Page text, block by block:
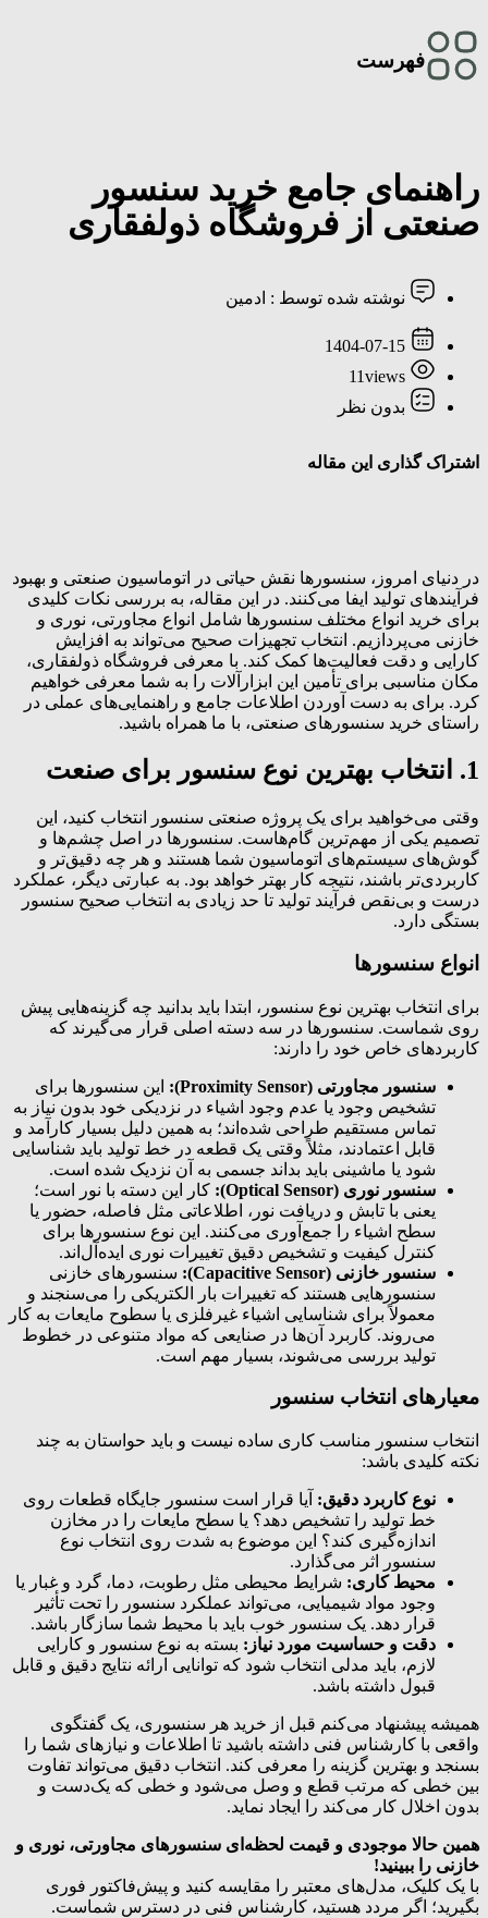
فهرست
راهنمای جامع خرید سنسور
صنعتی از فروشگاه ذولفقاری
نوشته شده توسط : ادمین
1404-07-15
11views
بدون نظر
اشتراک گذاری این مقاله
در دنیای امروز، سنسورها نقش حیاتی در اتوماسیون صنعتی و بهبود
فرآیندهای تولید ایفا می‌کنند. در این مقاله، به بررسی نکات کلیدی
برای خرید انواع مختلف سنسورها شامل انواع مجاورتی، نوری و
خازنی می‌پردازیم. انتخاب تجهیزات صحیح می‌تواند به افزایش
کارایی و دقت فعالیت‌ها کمک کند. با معرفی فروشگاه ذولفقاری،
مکان مناسبی برای تأمین این ابزارآلات را به شما معرفی خواهیم
کرد. برای به دست آوردن اطلاعات جامع و راهنمایی‌های عملی در
راستای خرید سنسورهای صنعتی، با ما همراه باشید.
1. انتخاب بهترین نوع سنسور برای صنعت
وقتی می‌خواهید برای یک پروژه صنعتی سنسور انتخاب کنید، این
تصمیم یکی از مهم‌ترین گام‌هاست. سنسورها در اصل چشم‌ها و
گوش‌های سیستم‌های اتوماسیون شما هستند و هر چه دقیق‌تر و
کاربردی‌تر باشند، نتیجه کار بهتر خواهد بود. به عبارتی دیگر، عملکرد
درست و بی‌نقص فرآیند تولید تا حد زیادی به انتخاب صحیح سنسور
بستگی دارد.
انواع سنسورها
برای انتخاب بهترین نوع سنسور، ابتدا باید بدانید چه گزینه‌هایی پیش
روی شماست. سنسورها در سه دسته اصلی قرار می‌گیرند که
کاربردهای خاص خود را دارند:
سنسور مجاورتی (Proximity Sensor):
این سنسورها برای
تشخیص وجود یا عدم وجود اشیاء در نزدیکی خود بدون نیاز به
تماس مستقیم طراحی شده‌اند؛ به همین دلیل بسیار کارآمد و
قابل اعتمادند، مثلاً وقتی یک قطعه در خط تولید باید شناسایی
شود یا ماشینی باید بداند جسمی به آن نزدیک شده است.
سنسور نوری (Optical Sensor):
کار این دسته با نور است؛
یعنی با تابش و دریافت نور، اطلاعاتی مثل فاصله، حضور یا
سطح اشیاء را جمع‌آوری می‌کنند. این نوع سنسورها برای
کنترل کیفیت و تشخیص دقیق تغییرات نوری ایده‌آل‌اند.
سنسور خازنی (Capacitive Sensor):
سنسورهای خازنی
سنسورهایی هستند که تغییرات بار الکتریکی را می‌سنجند و
معمولاً برای شناسایی اشیاء غیرفلزی یا سطوح مایعات به کار
می‌روند. کاربرد آن‌ها در صنایعی که مواد متنوعی در خطوط
تولید بررسی می‌شوند، بسیار مهم است.
معیارهای انتخاب سنسور
انتخاب سنسور مناسب کاری ساده نیست و باید حواستان به چند
نکته کلیدی باشد:
نوع کاربرد دقیق: آیا قرار است سنسور جایگاه قطعات روی
خط تولید را تشخیص دهد؟ یا سطح مایعات را در مخازن
اندازه‌گیری کند؟ این موضوع به شدت روی انتخاب نوع
سنسور اثر می‌گذارد.
محیط کاری: شرایط محیطی مثل رطوبت، دما، گرد و غبار یا
وجود مواد شیمیایی، می‌تواند عملکرد سنسور را تحت تأثیر
قرار دهد. یک سنسور خوب باید با محیط شما سازگار باشد.
دقت و حساسیت مورد نیاز: بسته به نوع سنسور و کارایی
لازم، باید مدلی انتخاب شود که توانایی ارائه نتایج دقیق و قابل
قبول داشته باشد.
همیشه پیشنهاد می‌کنم قبل از خرید هر سنسوری، یک گفتگوی
واقعی با کارشناس فنی داشته باشید تا اطلاعات و نیازهای شما را
بسنجد و بهترین گزینه را معرفی کند. انتخاب دقیق می‌تواند تفاوت
بین خطی که مرتب قطع و وصل می‌شود و خطی که یک‌دست و
بدون اخلال کار می‌کند را ایجاد نماید.
همین حالا موجودی و قیمت لحظه‌ای سنسورهای مجاورتی، نوری و
خازنی را ببینید!
با یک کلیک، مدل‌های معتبر را مقایسه کنید و پیش‌فاکتور فوری
بگیرید؛ اگر مردد هستید، کارشناس فنی در دسترس شماست.